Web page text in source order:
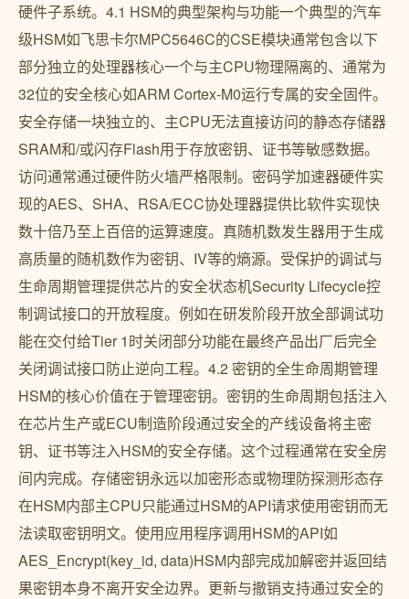
硬件子系统。4.1 HSM的典型架构与功能一个典型的汽车
级HSM如飞思卡尔MPC5646C的CSE模块通常包含以下
部分独立的处理器核心一个与主CPU物理隔离的、通常为
32位的安全核心如ARM Cortex-M0运行专属的安全固件。
安全存储一块独立的、主CPU无法直接访问的静态存储器
SRAM和/或闪存Flash用于存放密钥、证书等敏感数据。
访问通常通过硬件防火墙严格限制。密码学加速器硬件实
现的AES、SHA、RSA/ECC协处理器提供比软件实现快
数十倍乃至上百倍的运算速度。真随机数发生器用于生成
高质量的随机数作为密钥、IV等的熵源。受保护的调试与
生命周期管理提供芯片的安全状态机Security Lifecycle控
制调试接口的开放程度。例如在研发阶段开放全部调试功
能在交付给Tier 1时关闭部分功能在最终产品出厂后完全
关闭调试接口防止逆向工程。4.2 密钥的全生命周期管理
HSM的核心价值在于管理密钥。密钥的生命周期包括注入
在芯片生产或ECU制造阶段通过安全的产线设备将主密
钥、证书等注入HSM的安全存储。这个过程通常在安全房
间内完成。存储密钥永远以加密形态或物理防探测形态存
在HSM内部主CPU只能通过HSM的API请求使用密钥而无
法读取密钥明文。使用应用程序调用HSM的API如
AES_Encrypt(key_id, data)HSM内部完成加解密并返回结
果密钥本身不离开安全边界。更新与撤销支持通过安全的